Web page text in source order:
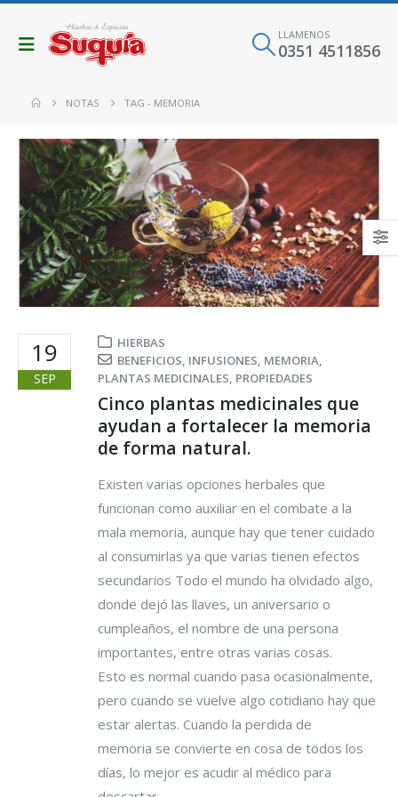
LLAMENOS
0351 4511856
NOTAS TAG - MEMORIA
19
SEP
HIERBAS
BENEFICIOS, INFUSIONES, MEMORIA,
PLANTAS MEDICINALES, PROPIEDADES
Cinco plantas medicinales que
ayudan a fortalecer la memoria
de forma natural.
Existen varias opciones herbales que
funcionan como auxiliar en el combate a la
mala memoria, aunque hay que tener cuidado
al consumirlas ya que varias tienen efectos
secundarios Todo el mundo ha olvidado algo,
donde dejó las llaves, un aniversario o
cumpleaños, el nombre de una persona
importantes, entre otras varias cosas.
Esto es normal cuando pasa ocasionalmente,
pero cuando se vuelve algo cotidiano hay que
estar alertas. Cuando la perdida de
memoria se convierte en cosa de todos los
días, lo mejor es acudir al médico para